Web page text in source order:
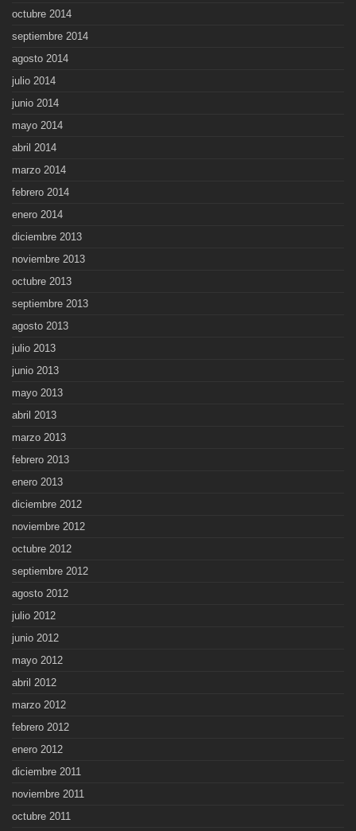
octubre 2014
septiembre 2014
agosto 2014
julio 2014
junio 2014
mayo 2014
abril 2014
marzo 2014
febrero 2014
enero 2014
diciembre 2013
noviembre 2013
octubre 2013
septiembre 2013
agosto 2013
julio 2013
junio 2013
mayo 2013
abril 2013
marzo 2013
febrero 2013
enero 2013
diciembre 2012
noviembre 2012
octubre 2012
septiembre 2012
agosto 2012
julio 2012
junio 2012
mayo 2012
abril 2012
marzo 2012
febrero 2012
enero 2012
diciembre 2011
noviembre 2011
octubre 2011